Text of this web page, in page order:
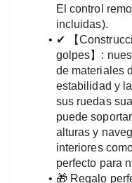
El control
incluidas).
✔ 【
golpes】:
de materiales
estabilidad y
sus ruedas
puede
alturas y
interiores
perfecto para
🎁 Regalo